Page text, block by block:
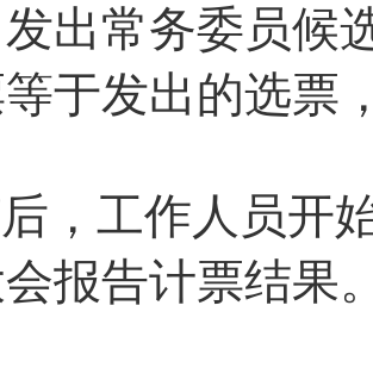
出常务委员候
于发出的选票
，工作人员开
报告计票结果